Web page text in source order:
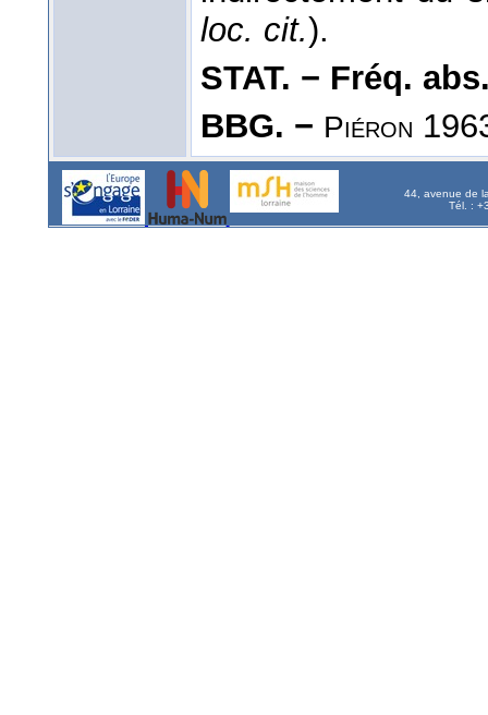
loc. cit.).
STAT. − Fréq.
BBG. − Piéron
44, avenue de
Tél. :